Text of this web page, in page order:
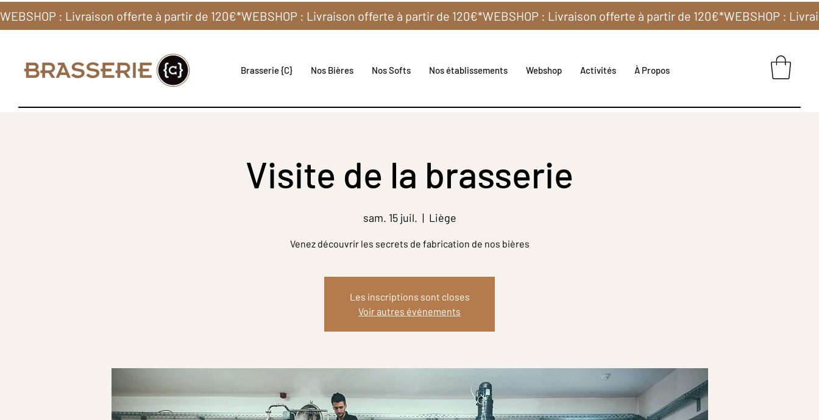
WEBSHOP : Livraison offerte à partir de 120€*
Brasserie {C} Nos Bières Nos Softs Nos établissements Webshop Activités À Propos
Visite de la brasserie
sam. 15 juil.
  |
Liège
Venez découvrir les secrets de fabrication de nos bières
Les inscriptions sont closes
Voir autres événements